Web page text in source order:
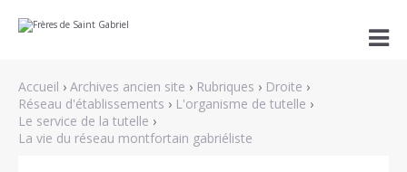
Aller
au
à
la
navigation
Outils
personnels

Accueil › Archives ancien site › Rubriques › Droite ›
Réseau d'établissements › L'organisme de tutelle ›
Le service de la tutelle ›
La vie du réseau montfortain gabriéliste